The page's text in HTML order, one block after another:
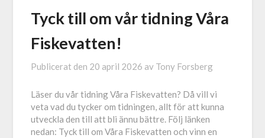
Tyck till om vår tidning Våra
Fiskevatten!
Publicerat den 20 april 2026 av Tony Forsberg
Läser du vår tidning Våra Fiskevatten? Då vill vi
veta vad du tycker om tidningen, allt för att kunna
utveckla den till att bli ännu bättre. Följ länken
nedan: Tyck till om Våra Fiskevatten och vinn en